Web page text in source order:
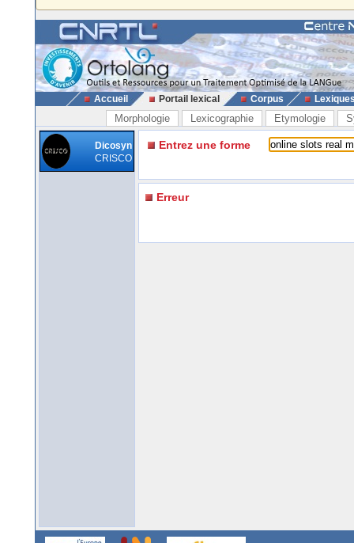
Accueil Portail lexical Corpus
Morphologie Lexicographie Etymologie
Dicosyn
CRISCO
Entrez une forme
Erreur